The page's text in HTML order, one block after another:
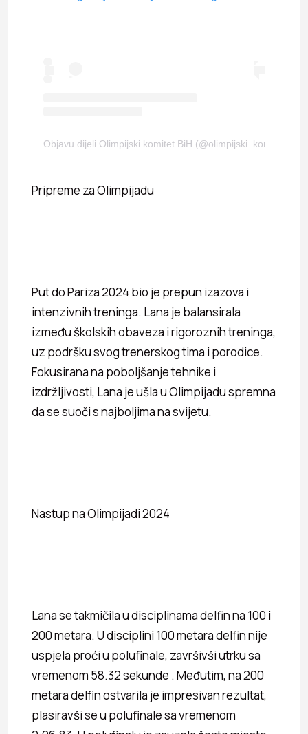
Objavu dijeli Olimpijski komitet BiH (@olimpijski_komitet_bih)
Pripreme za Olimpijadu
Put do Pariza 2024 bio je prepun izazova i
intenzivnih treninga. Lana je balansirala
između školskih obaveza i rigoroznih treninga,
uz podršku svog trenerskog tima i porodice.
Fokusirana na poboljšanje tehnike i
izdržljivosti, Lana je ušla u Olimpijadu spremna
da se suoči s najboljima na svijetu.
Nastup na Olimpijadi 2024
Lana se takmičila u disciplinama delfin na 100 i
200 metara. U disciplini 100 metara delfin nije
uspjela proći u polufinale, završivši utrku sa
vremenom 58.32 sekunde . Međutim, na 200
metara delfin ostvarila je impresivan rezultat,
plasiravši se u polufinale sa vremenom